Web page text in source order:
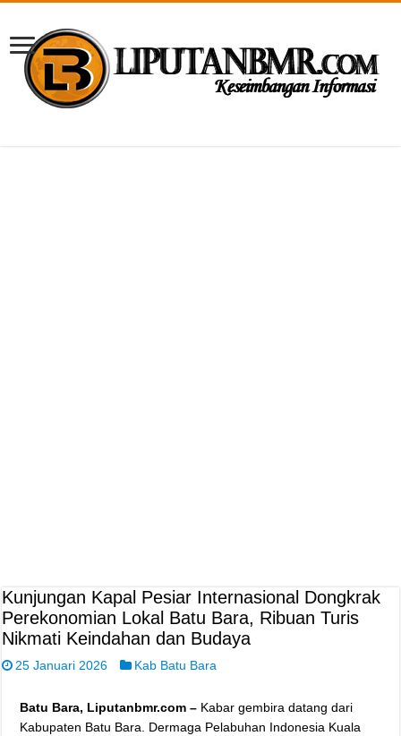
Kunjungan Kapal Pesiar Internasional Dongkrak
Perekonomian Lokal Batu Bara, Ribuan Turis
Nikmati Keindahan dan Budaya
25 Januari 2026 Kab Batu Bara
Batu Bara, Liputanbmr.com – Kabar gembira datang dari
Kabupaten Batu Bara. Dermaga Pelabuhan Indonesia Kuala